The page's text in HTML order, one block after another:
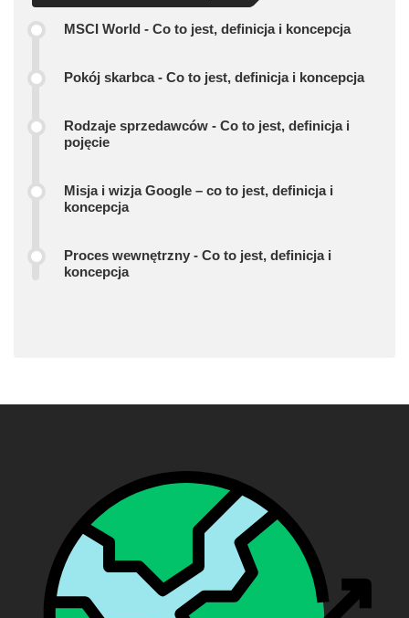
MSCI World - Co to jest, definicja i koncepcja
Pokój skarbca - Co to jest, definicja i koncepcja
Rodzaje sprzedawców - Co to jest, definicja i
pojęcie
Misja i wizja Google – co to jest, definicja i
koncepcja
Proces wewnętrzny - Co to jest, definicja i
koncepcja